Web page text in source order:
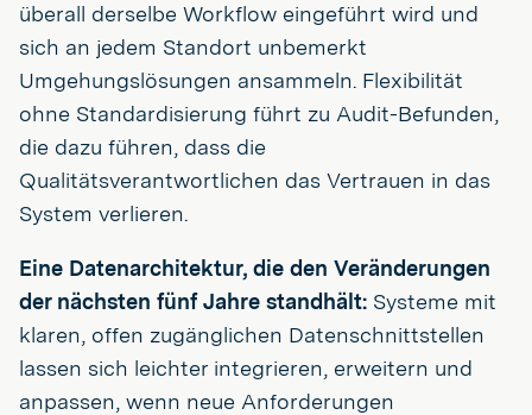
überall derselbe Workflow eingeführt wird und
sich an jedem Standort unbemerkt
Umgehungslösungen ansammeln. Flexibilität
ohne Standardisierung führt zu Audit-Befunden,
die dazu führen, dass die
Qualitätsverantwortlichen das Vertrauen in das
System verlieren.
Eine Datenarchitektur, die den Veränderungen
der nächsten fünf Jahre standhält: Systeme mit
klaren, offen zugänglichen Datenschnittstellen
lassen sich leichter integrieren, erweitern und
anpassen, wenn neue Anforderungen